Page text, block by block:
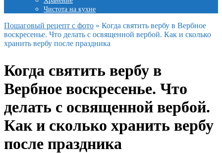
Чистота на кухне
Пошаговый рецепт с фото » Когда святить вербу в Вербное
воскресенье. Что делать с освященной вербой. Как и сколько
хранить вербу после праздника
Когда святить вербу в
Вербное воскресенье. Что
делать с освященной вербой.
Как и сколько хранить вербу
после праздника